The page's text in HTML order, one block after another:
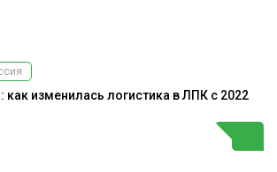
как изменилась логистика в ЛПК с 2022